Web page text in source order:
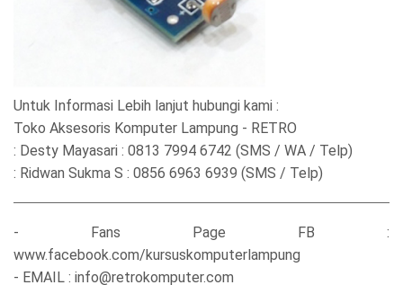
Untuk Informasi Lebih lanjut hubungi kami :
Toko Aksesoris Komputer Lampung - RETRO
: Desty Mayasari : 0813 7994 6742 (SMS / WA / Telp)
: Ridwan Sukma S : 0856 6963 6939 (SMS / Telp)
- Fans Page FB :
www.facebook.com/kursuskomputerlampung
- EMAIL : info@retrokomputer.com